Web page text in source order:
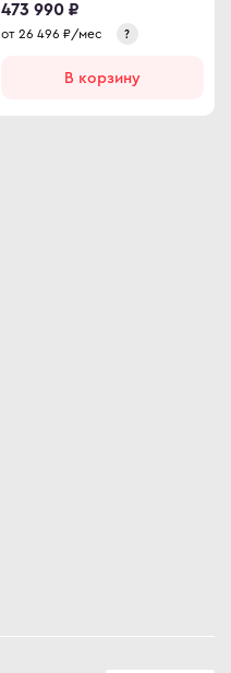
473 990 ₽
от 26 496 ₽/мес ?
В корзину